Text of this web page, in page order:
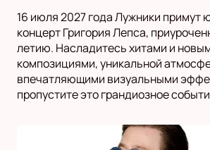
16 июля 2027 года Лужники примут
концерт Григория Лепса,
летию. Насладитесь хитами и
композициями, уникальной
впечатляющими визуальными
пропустите это грандиозное